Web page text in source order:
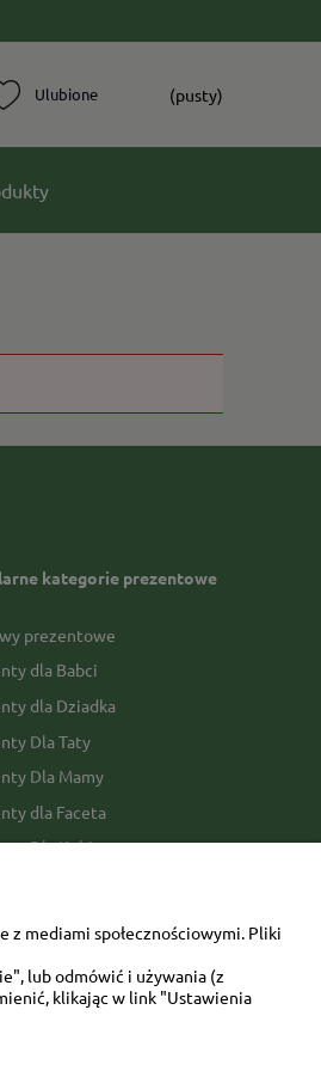
(pusty)
kategorie prezentowe
prezentowe
dla Babci
dla Dziadka
Dla Taty
Dla Mamy
dla Faceta
Dla Kobiety
mediami społecznościowymi. Pliki
lub odmówić i używania (z
klikając w link "Ustawienia